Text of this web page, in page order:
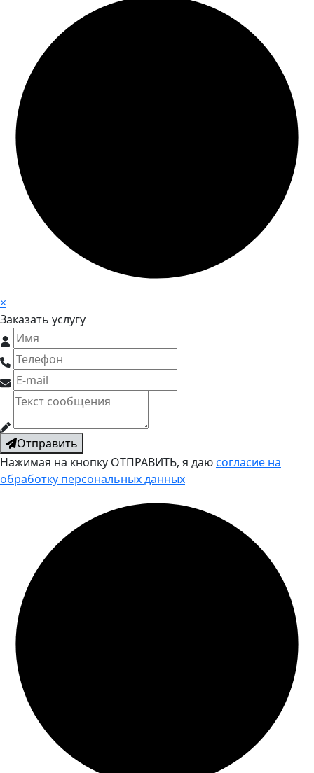
×
Заказать услугу
Отправить
Нажимая на кнопку ОТПРАВИТЬ, я даюсогласие на
обработку персональных данных